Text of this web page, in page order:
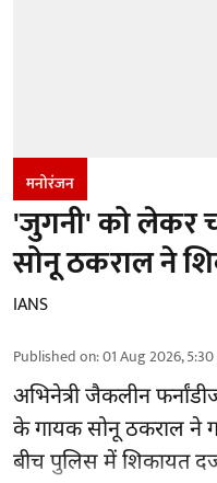
मनोरंजन
'जुगनी' को लेकर
सोनू ठकराल ने
IANS
Published on:01 Aug 2026,
अभिनेत्री जैकलीन
के गायक सोनू ठकराल ने
बीच पुलिस में शिकायत